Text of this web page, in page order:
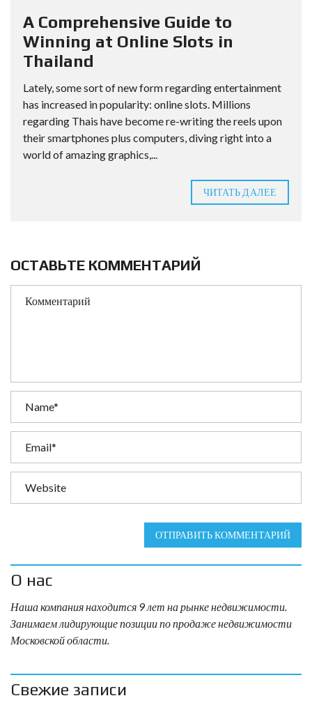
A Comprehensive Guide to
Winning at Online Slots in
Thailand
Lately, some sort of new form regarding entertainment
has increased in popularity: online slots. Millions
regarding Thais have become re-writing the reels upon
their smartphones plus computers, diving right into a
world of amazing graphics,...
ЧИТАТЬ ДАЛЕЕ
ОСТАВЬТЕ КОММЕНТАРИЙ
ОТПРАВИТЬ КОММЕНТАРИЙ
О нас
Наша компания находится 9 лет на рынке недвижимости.
Занимаем лидирующие позиции по продаже недвижимости
Московской области.
Свежие записи